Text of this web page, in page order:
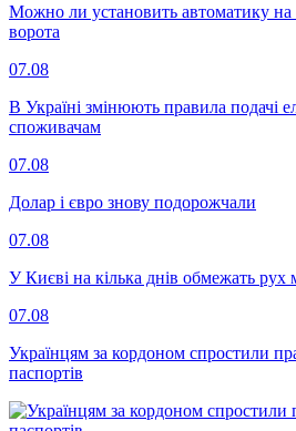
Можно ли установить автоматику
ворота
07.08
В Україні змінюють правила подачі
споживачам
07.08
Долар і євро знову подорожчали
07.08
У Києві на кілька днів обмежать
07.08
Українцям за кордоном спростили
паспортів